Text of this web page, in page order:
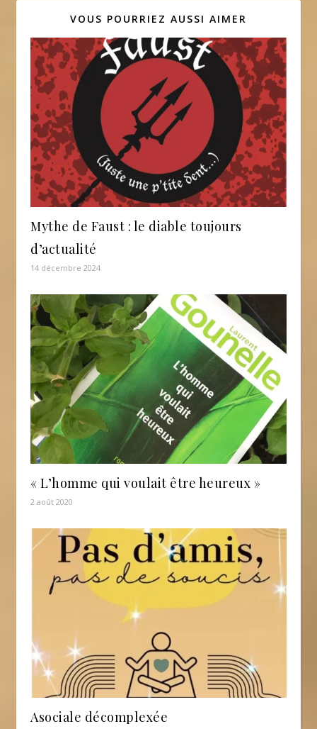
VOUS POURRIEZ AUSSI AIMER
Mythe de Faust : le diable toujours
d’actualité
14 décembre 2024
« L’homme qui voulait être heureux »
2 août 2020
Asociale décomplexée